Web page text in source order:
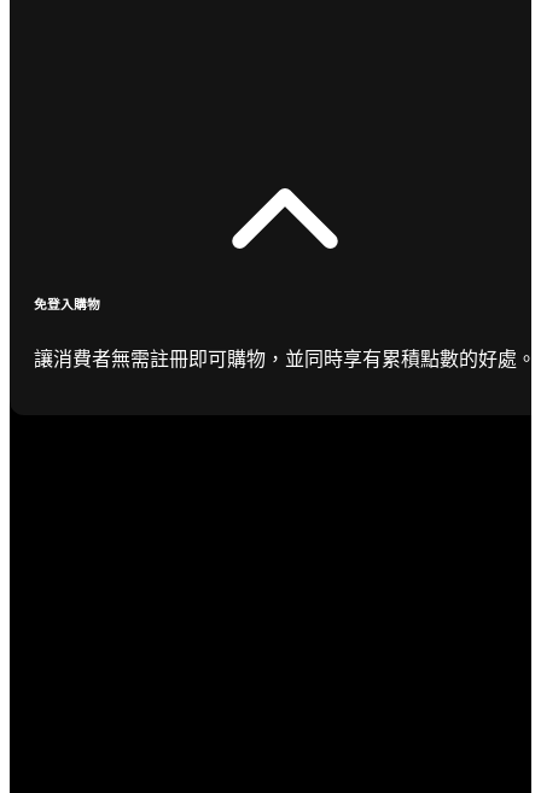
免登入購物
讓消費者無需註冊即可購物，並同時享有累積點數的好處。